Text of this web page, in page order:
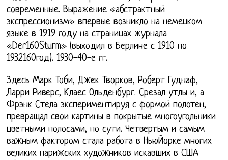
современные. Выражение «абстрактный
экспрессионизм» впервые возникло на немецком
языке в 1919 году на страницах журнала
«Der160Sturm» (выходил в Берлине с 1910 по
1932160год). 1930-40-е гг.
Здесь Марк Тоби, Джек Творков, Роберт Гуднаф,
Ларри Риверс, Клаес Ольденбург. Срезал утлы и, а
Фрэнк Стела экспериментируя с формой полотен,
превращал свои картины в покрытые многоугольники
цветными полосами, по сути. Четвертым и самым
важным фактором стала работа в НьюЙорке многих
великих парижских художников искавших в США